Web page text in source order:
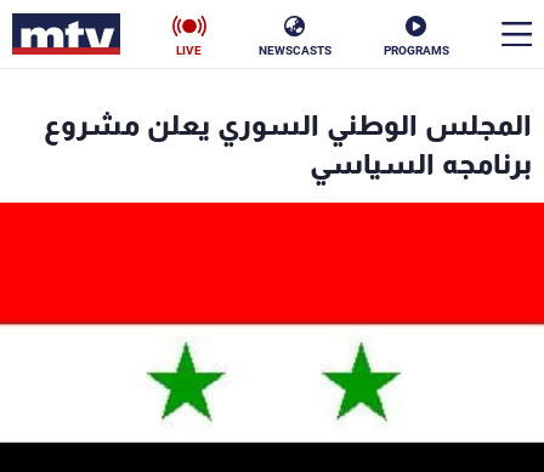
PROGRAMS
NEWSCASTS
LIVE
المجلس الوطني السوري يعلن مشروع
برنامجه السياسي
الأخبار